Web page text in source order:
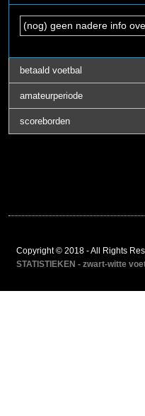
(nog) geen nadere info
betaald voetbal
amateurperiode
scoreborden
Copyright © 2018 - All Rights
STATISTIEKEN - zwart-witte